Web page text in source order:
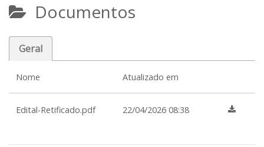
Documentos
Geral
Nome Atualizado em
Edital-Retificado.pdf 22/04/2026 08:38